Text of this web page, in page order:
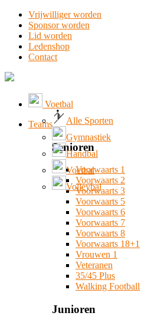
Vrijwilliger worden
Sponsor worden
Lid worden
Ledenshop
Contact
Voetbal
Alle Sporten
Gymnastiek
Handbal
Voetbal
Volleybal
Teams
Senioren
Voorwaarts 1
Voorwaarts 2
Voorwaarts 3
Voorwaarts 5
Voorwaarts 6
Voorwaarts 7
Voorwaarts 8
Voorwaarts 18+1
Vrouwen 1
Veteranen
35/45 Plus
Walking Football
Junioren